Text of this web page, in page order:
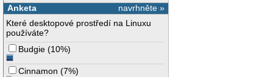
navrhněte »
Anketa
Které desktopové prostředí na Linuxu
používáte?
Budgie (10%)
Cinnamon (7%)